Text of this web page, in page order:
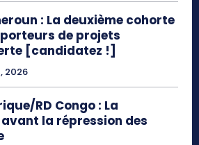
: La deuxième cohorte
de projets
[candidatez !]
2026
RD Congo : La
la répression des